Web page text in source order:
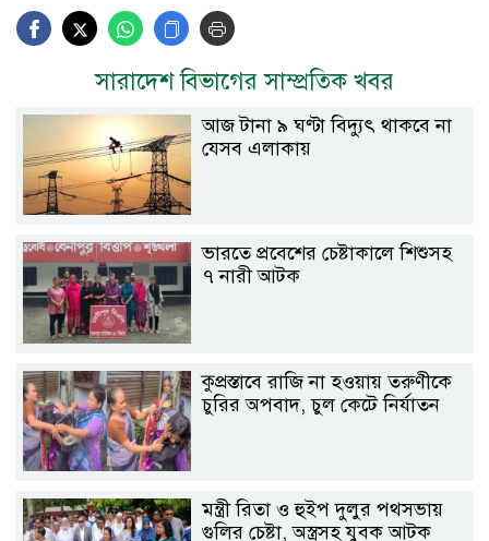
সারাদেশ বিভাগের সাম্প্রতিক খবর
আজ টানা ৯ ঘণ্টা বিদ্যুৎ থাকবে না
যেসব এলাকায়
ভারতে প্রবেশের চেষ্টাকালে শিশুসহ
৭ নারী আটক
কুপ্রস্তাবে রাজি না হওয়ায় তরুণীকে
চুরির অপবাদ, চুল কেটে নির্যাতন
মন্ত্রী রিতা ও হুইপ দুলুর পথসভায়
গুলির চেষ্টা, অস্ত্রসহ যুবক আটক